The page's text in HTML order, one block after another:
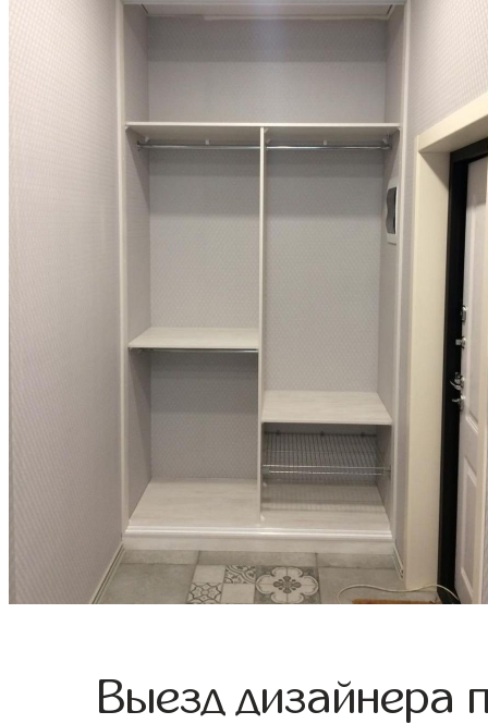
Выезд дизайнера